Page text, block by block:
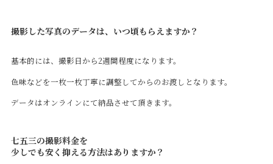
撮影した写真のデータは、いつ頃もらえますか？
基本的には、撮影日から2週間程度になります。
色味などを一枚一枚丁寧に調整してからのお渡しとなります。
データはオンラインにて納品させて頂きます。
七五三の撮影料金を
少しでも安く抑える方法はありますか？